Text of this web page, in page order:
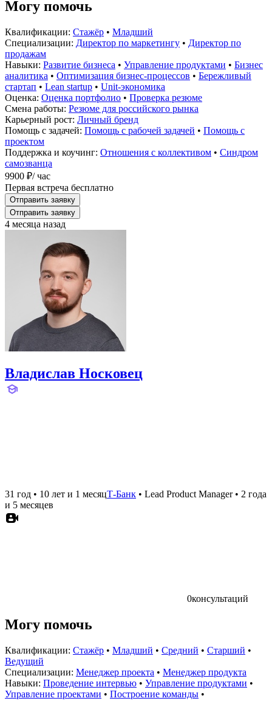
Могу помочь
Квалификации: Стажёр • Младший
Специализации: Директор по маркетингу • Директор по
продажам
Навыки: Развитие бизнеса • Управление продуктами • Бизнес
аналитика • Оптимизация бизнес-процессов • Бережливый
стартап • Lean startup • Unit-экономика
Оценка: Оценка портфолио • Проверка резюме
Смена работы: Резюме для российского рынка
Карьерный рост: Личный бренд
Помощь с задачей: Помощь с рабочей задачей • Помощь с
проектом
Поддержка и коучинг: Отношения с коллективом • Синдром
самозванца
9900 ₽/ час
Первая встреча бесплатно
Отправить заявку
Отправить заявку
4 месяца назад
Владислав Носковец
31 год • 10 лет и 1 месяцТ-Банк • Lead Product Manager• 2 года
и 5 месяцев
0консультаций
Могу помочь
Квалификации: Стажёр • Младший • Средний • Старший •
Ведущий
Специализации: Менеджер проекта • Менеджер продукта
Навыки: Проведение интервью • Управление продуктами •
Управление проектами • Построение команды •